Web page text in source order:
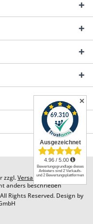
zzgl.Versandkostenund ggf.
anders beschrieben
Rights Reserved. Design by
✕